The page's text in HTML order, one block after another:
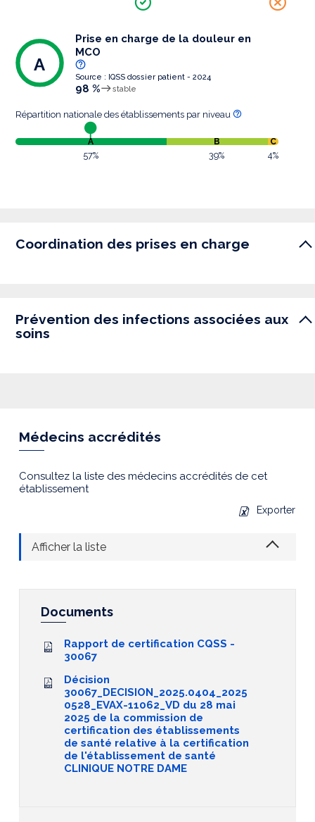
Prise en charge de la douleur en
MCO
Source : IQSS dossier patient - 2024
98 % stable
A
Répartition nationale des établissements par niveau
A B C
57% 39% 4%
Coordination des prises en charge
Prévention des infections associées aux
soins
Médecins accrédités
Consultez la liste des médecins accrédités de cet
établissement
Exporter
Afficher la liste
Documents
Rapport de certification CQSS -
30067
Décision
30067_DECISION_2025.0404_2025
0528_EVAX-11062_VD du 28 mai
2025 de la commission de
certification des établissements
de santé relative à la certification
de l'établissement de santé
CLINIQUE NOTRE DAME